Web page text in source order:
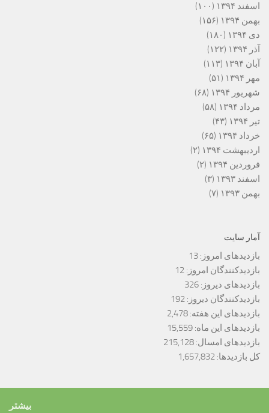
اسفند ۱۳۹۴
(۱۰۰)
بهمن ۱۳۹۴
(۱۵۶)
دی ۱۳۹۴
(۱۸۰)
آذر ۱۳۹۴
(۱۲۲)
آبان ۱۳۹۴
(۱۱۳)
مهر ۱۳۹۴
(۵۱)
شهریور ۱۳۹۴
(۶۸)
مرداد ۱۳۹۴
(۵۸)
تیر ۱۳۹۴
(۴۳)
خرداد ۱۳۹۴
(۶۵)
اردیبهشت ۱۳۹۴
(۲)
فروردین ۱۳۹۴
(۲)
اسفند ۱۳۹۳
(۳)
بهمن ۱۳۹۳
(۷)
آمار سایت
بازدیدهای امروز: 13
بازدیدکنندگان امروز: 12
بازدیدهای دیروز: 326
بازدیدکنندگان دیروز: 192
بازدیدهای این هفته: 2,478
بازدیدهای این ماه: 15,559
بازدیدهای امسال: 215,128
کل بازدیدها: 1,657,832
بیشتر